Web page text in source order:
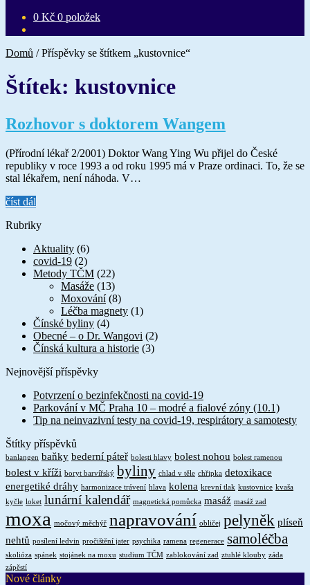
0 Kč 0 položek
Domů /Příspěvky se štítkem „kustovnice“
Štítek: kustovnice
Rozhovor s doktorem Wangem
(Přírodní lékař 2/2001) Doktor Wang Ying Wu přijel do České
republiky v roce 1993 a od roku 1995 má v Praze ordinaci. To, že se
stal lékařem, není náhoda. V…
číst dál
Rubriky
Aktuality (6)
covid-19 (2)
Metody TČM (22)
Masáže (13)
Moxování(8)
Léčba magnety (1)
Čínské byliny (4)
Obecné – o Dr. Wangovi (2)
Čínská kultura a historie (3)
Nejnovější příspěvky
Potvrzení o bezinfekčnosti na covid-19
Parkování v MČ Praha 10 – modré a fialové zóny (10.1)
Tip na neinvazivní testy na covid-19, respirátory a samotesty
Štítky příspěvků
banlangen baňky bederní páteř bolesti hlavy bolest nohou bolest ramenou
bolest v kříži boryt barvířský byliny chlad v těle chřipka detoxikace
energetiké dráhy harmonizace trávení hlava kolena krevní tlak kustovnice kvaša
kyčle loket lunární kalendář magnetická pomůcka masáž masáž zad
moxa močový měchýř napravování obličej pelyněk plíseň
nehtů posílení ledvin pročištění jater psychika ramena regenerace samoléčba
skolióza spánek stojánek na moxu studium TČM zablokování zad ztuhlé klouby záda
zápěstí
Nové články